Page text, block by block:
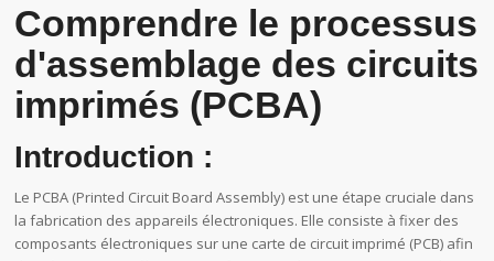
Comprendre le processus
d'assemblage des circuits
imprimés (PCBA)
Introduction :
Le PCBA (Printed Circuit Board Assembly) est une étape cruciale dans
la fabrication des appareils électroniques. Elle consiste à fixer des
composants électroniques sur une carte de circuit imprimé (PCB) afin